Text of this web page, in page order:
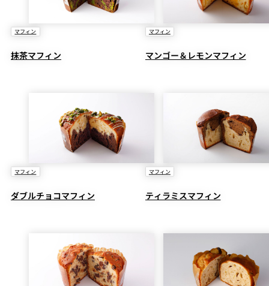
マフィン
抹茶マフィン
マフィン
マンゴー＆レモンマフィン
マフィン
ダブルチョコマフィン
マフィン
ティラミスマフィン